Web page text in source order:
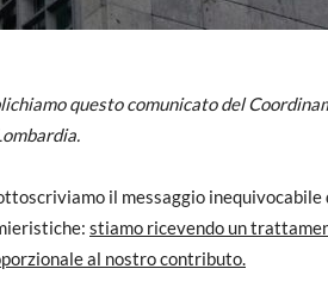
questo comunicato del
il messaggio
stiamo ricevendo un
al nostro contributo.